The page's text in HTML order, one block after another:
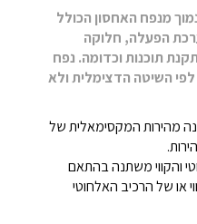
מנפח האחסון הכולל
הפעלה, חלוקה
תוכנות וכדומה. נפח
לפי השיטה הדצימלית ולא
מהירות המקסימאלית של
והקווי משתנה בהתאם
או של הרכיב האלחוטי